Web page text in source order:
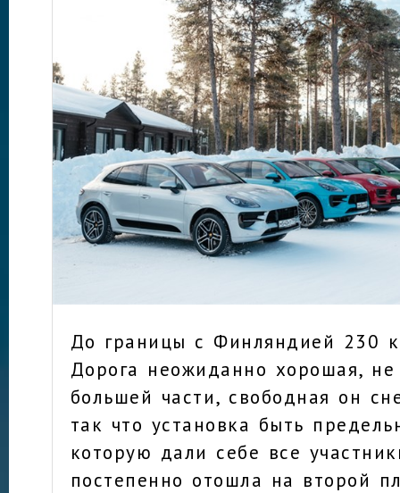
До границы с Финляндией 230
Дорога неожиданно хорошая,
большей части, свободная он
так что установка быть
которую дали себе все
постепенно отошла на второй